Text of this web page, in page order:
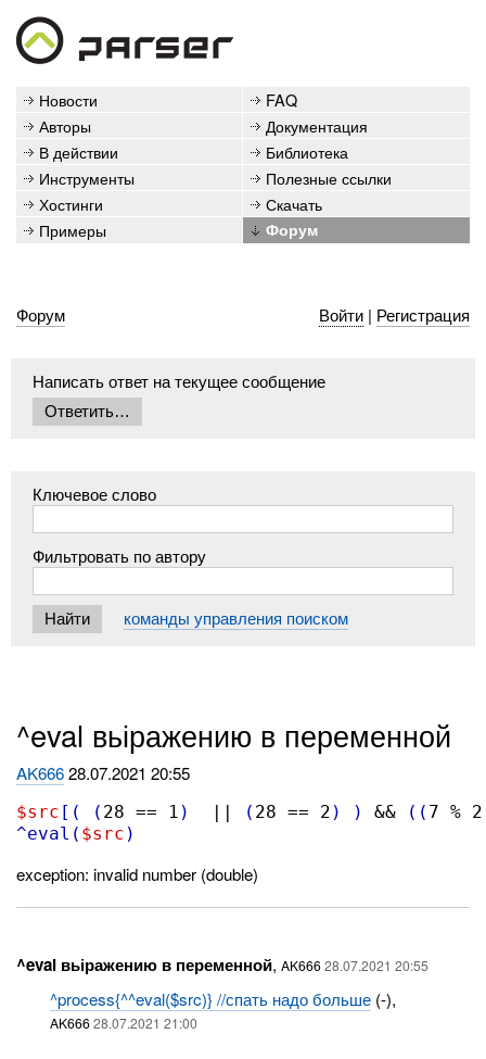
Новости
FAQ
Авторы
Документация
В действии
Библиотека
Инструменты
Полезные ссылки
Хостинги
Скачать
Примеры
Форум
Форум Войти| Регистрация
Написать ответ на текущее сообщение
Ключевое слово
Фильтровать по автору
команды управления поиском
^eval вьіражению в переменной
AK66628.07.2021 20:55
$src [( ( 28 == 1 ) ( 28 == 2 ) ) && (( 7 %
^eval ( $src )
exception: invalid number (double)
^eval вьіражению в переменной,AK66628.07.2021 20:55
^process{^^eval($src)} //спать надо больше(-),
AK66628.07.2021 21:00